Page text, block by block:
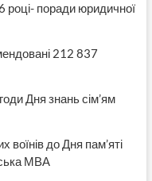
році- поради юридичної
212 837
Дня знань сім’ям
до Дня пам’яті
МВА